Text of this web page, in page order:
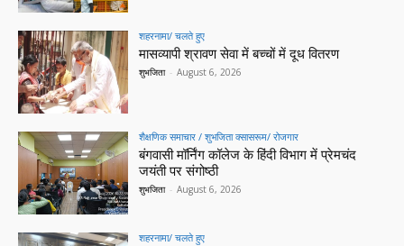
शहरनामा/ चलते हुए
मासव्यापी श्रावण सेवा में बच्चों में दूध वितरण
शुभजिता - August 6, 2026
शैक्षणिक समाचार / शुभजिता क्सासरूम/ रोजगार
बंगवासी मॉर्निंग कॉलेज के हिंदी विभाग में प्रेमचंद
जयंती पर संगोष्ठी
शुभजिता - August 6, 2026
शहरनामा/ चलते हुए